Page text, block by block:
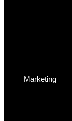
Marketing